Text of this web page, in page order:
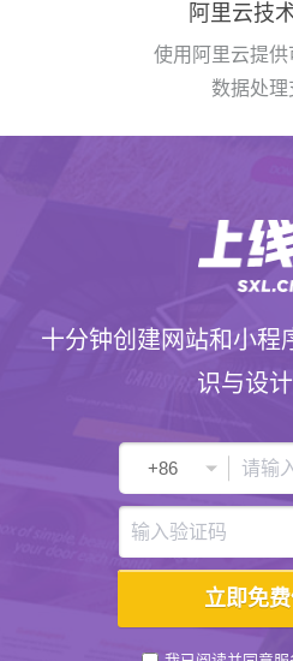
阿里云技
使用阿里云提
数据处理
十分钟创建网站和小程
识与设